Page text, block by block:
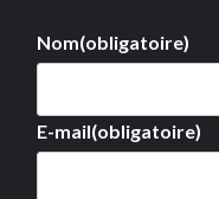
Nom(obligatoire)
E-mail(obligatoire)